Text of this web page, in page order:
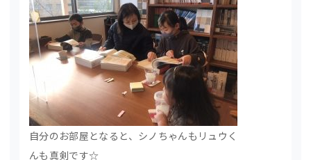
自分のお部屋となると、シノちゃんもリュウく
んも真剣です☆